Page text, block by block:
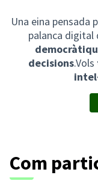
Una eina pensada
palanca digital
decisions.Vols
Com